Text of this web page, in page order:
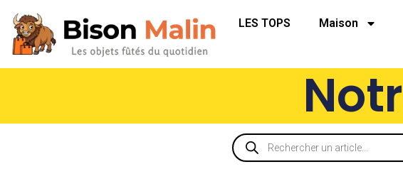
LES TOPS Maison